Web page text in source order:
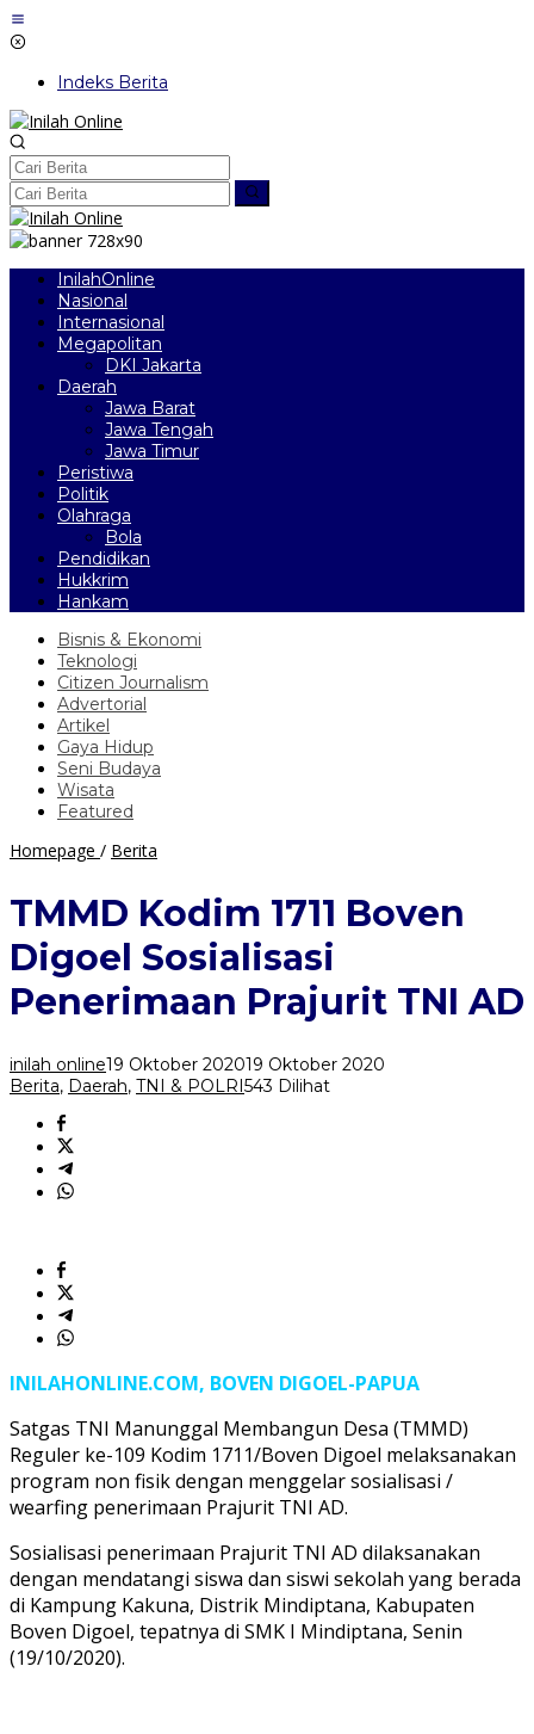
Lewati
ke
Indeks Berita
InilahOnline
Nasional
Internasional
Megapolitan
DKI Jakarta
Daerah
Jawa Barat
Jawa Tengah
Jawa Timur
Peristiwa
Politik
Olahraga
Bola
Pendidikan
Hukkrim
Hankam
Bisnis & Ekonomi
Teknologi
Citizen Journalism
Advertorial
Artikel
Gaya Hidup
Seni Budaya
Wisata
Featured
Homepage / Berita
1711
Boven
Digoel
Sosialisasi
Prajurit
AD
TMMD Kodim 1711 Boven
Digoel Sosialisasi
Penerimaan Prajurit TNI AD
inilah online19 Oktober 202019 Oktober 2020
Berita, Daerah, TNI & POLRI543 Dilihat
INILAHONLINE.COM, BOVEN DIGOEL-PAPUA
Satgas TNI Manunggal Membangun Desa (TMMD)
Reguler ke-109 Kodim 1711/Boven Digoel melaksanakan
program non fisik dengan menggelar sosialisasi /
wearfing penerimaan Prajurit TNI AD.
Sosialisasi penerimaan Prajurit TNI AD dilaksanakan
dengan mendatangi siswa dan siswi sekolah yang berada
di Kampung Kakuna, Distrik Mindiptana, Kabupaten
Boven Digoel, tepatnya di SMK I Mindiptana, Senin
(19/10/2020).